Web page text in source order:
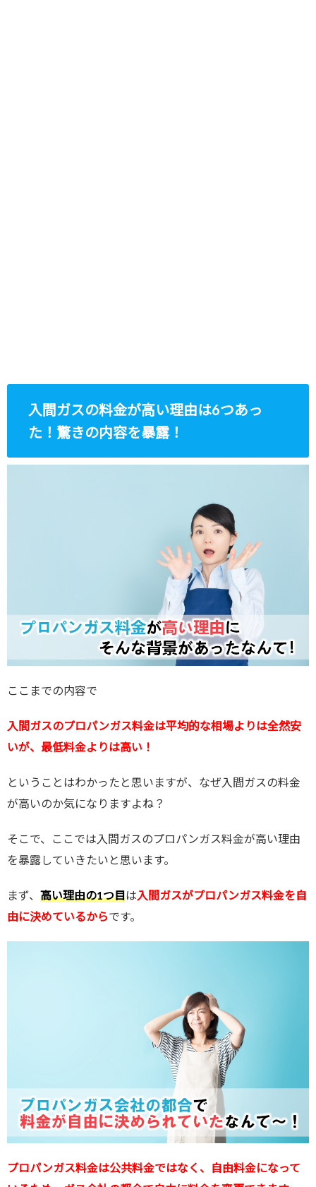
入間ガスの料金が高い理由は6つあっ
た！驚きの内容を暴露！
ここまでの内容で
入間ガスのプロパンガス料金は平均的な相場よりは全然安
いが、最低料金よりは高い！
ということはわかったと思いますが、なぜ入間ガスの料金
が高いのか気になりますよね？
そこで、ここでは入間ガスのプロパンガス料金が高い理由
を暴露していきたいと思います。
まず、 高い理由の1つ目は入間ガスがプロパンガス料金を自
由に決めているからです。
プロパンガス料金は公共料金ではなく、自由料金になって